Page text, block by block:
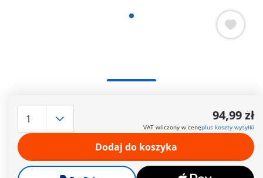
200 zł
Darmowy prezentod 200 zł
Bezpiecznei wygodne płatności
94,99 zł
VAT wliczony w cenęplus koszty wysyłki
Dodaj do koszyka